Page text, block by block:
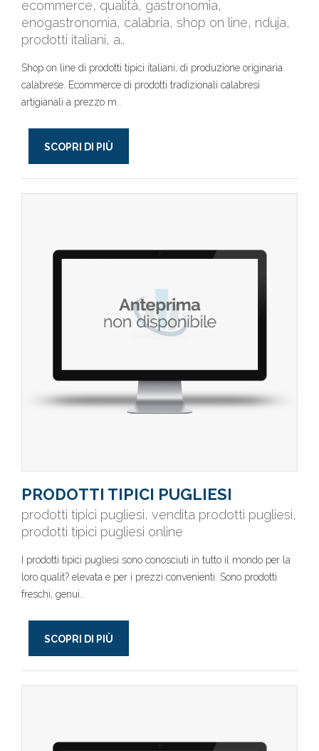
ecommerce, qualità, gastronomia,
enogastronomia, calabria, shop on line, nduja,
prodotti italiani, a..
Shop on line di prodotti tipici italiani, di produzione originaria
calabrese. Ecommerce di prodotti tradizionali calabresi
artigianali a prezzo m..
SCOPRI DI PIÙ
PRODOTTI TIPICI PUGLIESI
prodotti tipici pugliesi, vendita prodotti pugliesi,
prodotti tipici pugliesi online
I prodotti tipici pugliesi sono conosciuti in tutto il mondo per la
loro qualit? elevata e per i prezzi convenienti. Sono prodotti
freschi, genui..
SCOPRI DI PIÙ